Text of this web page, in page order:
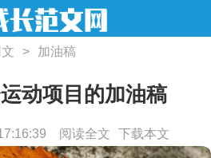
> 加油稿
动项目的加油稿
阅读全文 下载本文